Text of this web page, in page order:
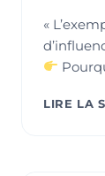
«
LIRE LA